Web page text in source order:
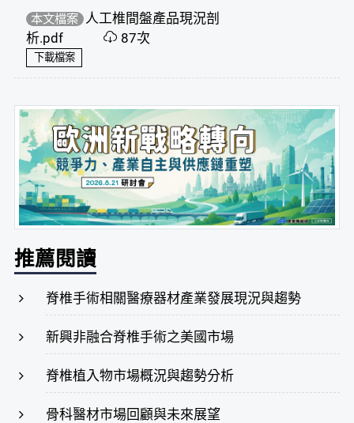
本文檔案
人工椎間盤產品現況剖
析.pdf
87次
下載檔案
推薦閱讀
脊椎手術相關醫療器材產業發展現況與趨勢
新興非融合脊椎手術之美國市場
脊椎植入物市場概況與趨勢分析
骨科醫材市場回顧與未來展望